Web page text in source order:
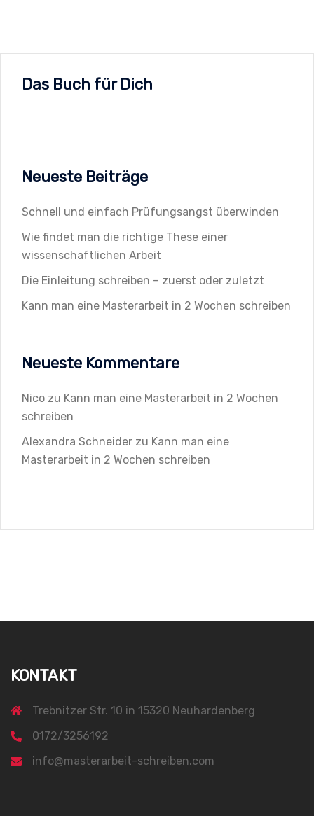
weist
Varianten
auf
Produktseite
gewählt
werden
Das Buch für Dich
Neueste Beiträge
Schnell und einfach Prüfungsangst überwinden
Wie findet man die richtige These einer
wissenschaftlichen Arbeit
Die Einleitung schreiben – zuerst oder zuletzt
Kann man eine Masterarbeit in 2 Wochen schreiben
Neueste Kommentare
Nico zu Kann man eine Masterarbeit in 2 Wochen
schreiben
Alexandra Schneider zu Kann man eine
Masterarbeit in 2 Wochen schreiben
KONTAKT
Trebnitzer Str. 10 in 15320 Neuhardenberg
0172/3256192
info@masterarbeit-schreiben.com